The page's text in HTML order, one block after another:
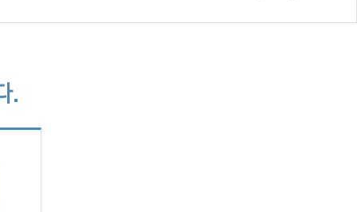
.